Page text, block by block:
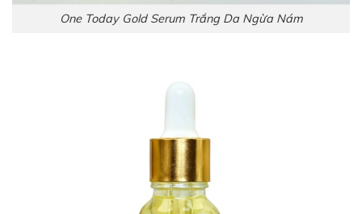
One Today Gold Serum Trắng Da Ngừa Nám